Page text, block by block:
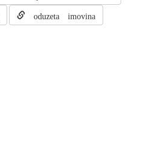
oduzeta imovina